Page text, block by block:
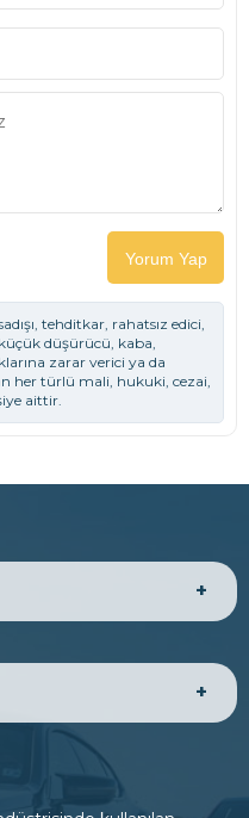
Yorum Yap
tehditkar, rahatsız edici,
düşürücü, kaba,
zarar verici ya da
her türlü mali, hukuki, cezai,
aittir.
EKONOMİK ARAÇLAR
BANKA HESAPLARIMIZ
tema paneli,